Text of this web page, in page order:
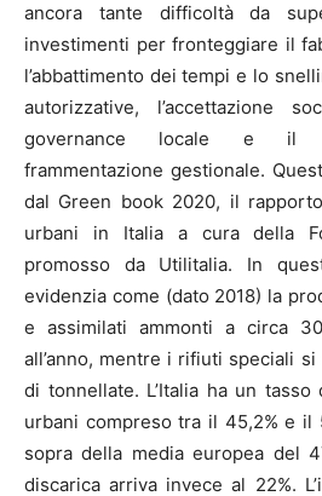
ancora tante difficoltà da
investimenti per fronteggiare il
l’abbattimento dei tempi e lo
autorizzative, l’accettazione
governance locale e il
frammentazione gestionale.
dal Green book 2020, il
urbani in Italia a cura della
promosso da Utilitalia. In
evidenzia come (dato 2018) la
e assimilati ammonti a circa
all’anno, mentre i rifiuti speciali
di tonnellate. L’Italia ha un
urbani compreso tra il 45,2% e il
sopra della media europea del
discarica arriva invece al 22%.